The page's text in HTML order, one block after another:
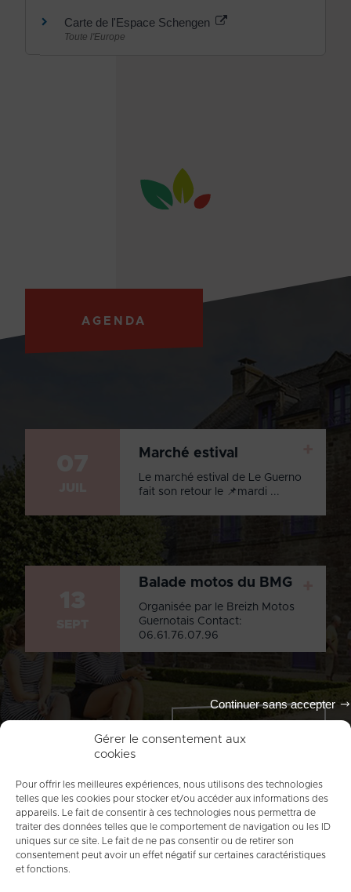
Gérer le consentement aux
cookies
Pour offrir les meilleures expériences, nous utilisons des technologies
telles que les cookies pour stocker et/ou accéder aux informations des
appareils. Le fait de consentir à ces technologies nous permettra de
traiter des données telles que le comportement de navigation ou les ID
uniques sur ce site. Le fait de ne pas consentir ou de retirer son
consentement peut avoir un effet négatif sur certaines caractéristiques
et fonctions.
Continuer sans accepter
Carte de l'Espace Schengen
Toute l'Europe
AGENDA
Marché estival
Le marché estival de Le Guerno
fait son retour le 📌mardi ...
Balade motos du BMG
Organisée par le Breizh Motos
Guernotais Contact:
06.61.76.07.96